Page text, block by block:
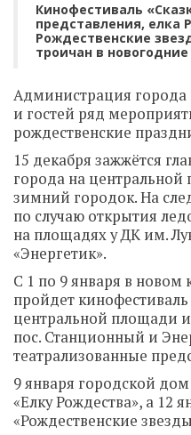
Кинофестиваль
представления, елка
Рождественские
троичан в
Администрация города
и гостей ряд
рождественские
15 декабря зажжётся
города на центральной
зимний городок. На
по случаю открытия
на площадях у ДК им.
«Энергетик».
С 1 по 9 января в новом
пройдет
центральной площади
пос. Станционный и
театрализованные
9 января городской
«Елку Рождества», а 12
«Рождественские